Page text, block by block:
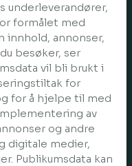
underleverandører,
formålet med
innhold, annonser,
besøker, ser
vil bli brukt i
for
for å hjelpe til med
av
og andre
digitale medier,
Publikumsdata kan